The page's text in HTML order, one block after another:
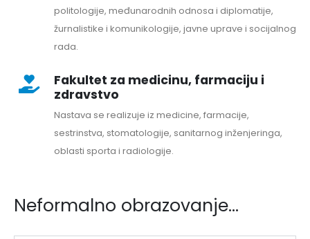
politologije, međunarodnih odnosa i diplomatije,
žurnalistike i komunikologije, javne uprave i socijalnog
rada.
Fakultet za medicinu, farmaciju i
zdravstvo
Nastava se realizuje iz medicine, farmacije,
sestrinstva, stomatologije, sanitarnog inženjeringa,
oblasti sporta i radiologije.
Neformalno obrazovanje...